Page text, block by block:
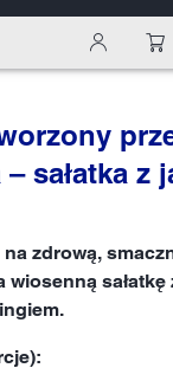
sałatka z
zdrową,
wiosenną sałatkę